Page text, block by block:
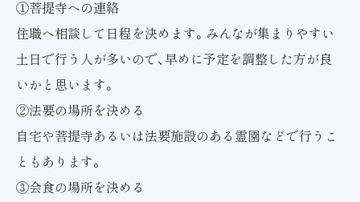
①菩提寺への連絡
住職へ相談して日程を決めます。みんなが集まりやすい
土日で行う人が多いので、早めに予定を調整した方が良
いかと思います。
②法要の場所を決める
自宅や菩提寺あるいは法要施設のある霊園などで行うこ
ともあります。
③会食の場所を決める